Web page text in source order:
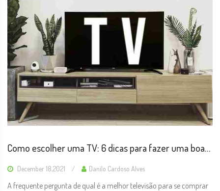
Como escolher uma TV: 6 dicas para fazer uma boa
December 18,2021 Danilo Cardoso Alves
A frequente pergunta de qual é a melhor televisão para se comprar